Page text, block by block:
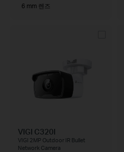
6 mm 렌즈
VIGI C320I
VIGI 2MP Outdoor IR Bullet
Network Camera